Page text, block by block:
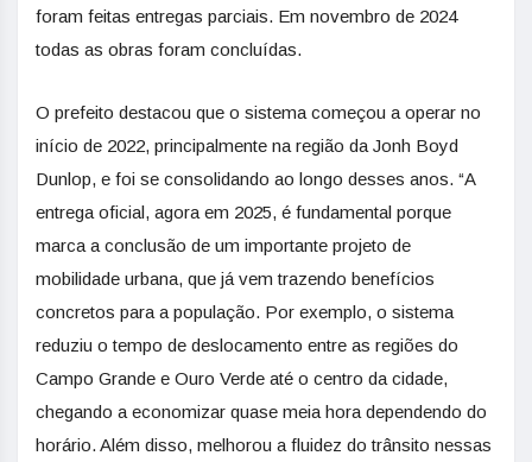
foram feitas entregas parciais. Em novembro de 2024
todas as obras foram concluídas.
O prefeito destacou que o sistema começou a operar no
início de 2022, principalmente na região da Jonh Boyd
Dunlop, e foi se consolidando ao longo desses anos. “A
entrega oficial, agora em 2025, é fundamental porque
marca a conclusão de um importante projeto de
mobilidade urbana, que já vem trazendo benefícios
concretos para a população. Por exemplo, o sistema
reduziu o tempo de deslocamento entre as regiões do
Campo Grande e Ouro Verde até o centro da cidade,
chegando a economizar quase meia hora dependendo do
horário. Além disso, melhorou a fluidez do trânsito nessas